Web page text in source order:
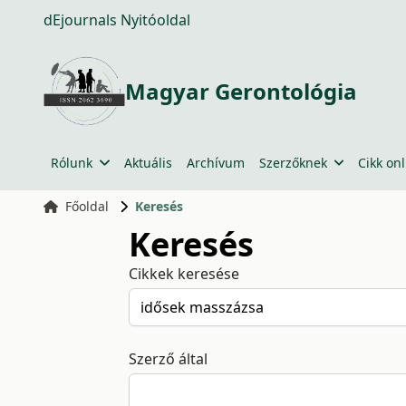
dEjournals Nyitóoldal
Magyar Gerontológia
Rólunk Aktuális Archívum Szerzőknek Cikk
Főoldal Keresés
Keresés
Cikkek keresése
Szerző által